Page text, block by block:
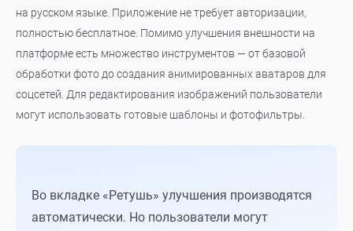
на русском языке. Приложение не требует авторизации,
полностью бесплатное. Помимо улучшения внешности на
платформе есть множество инструментов — от базовой
обработки фото до создания анимированных аватаров для
соцсетей. Для редактирования изображений пользователи
могут использовать готовые шаблоны и фотофильтры.
Во вкладке «Ретушь» улучшения производятся
автоматически. Но пользователи могут